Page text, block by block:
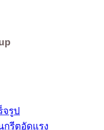
จรูป
กรีตอัดแรง